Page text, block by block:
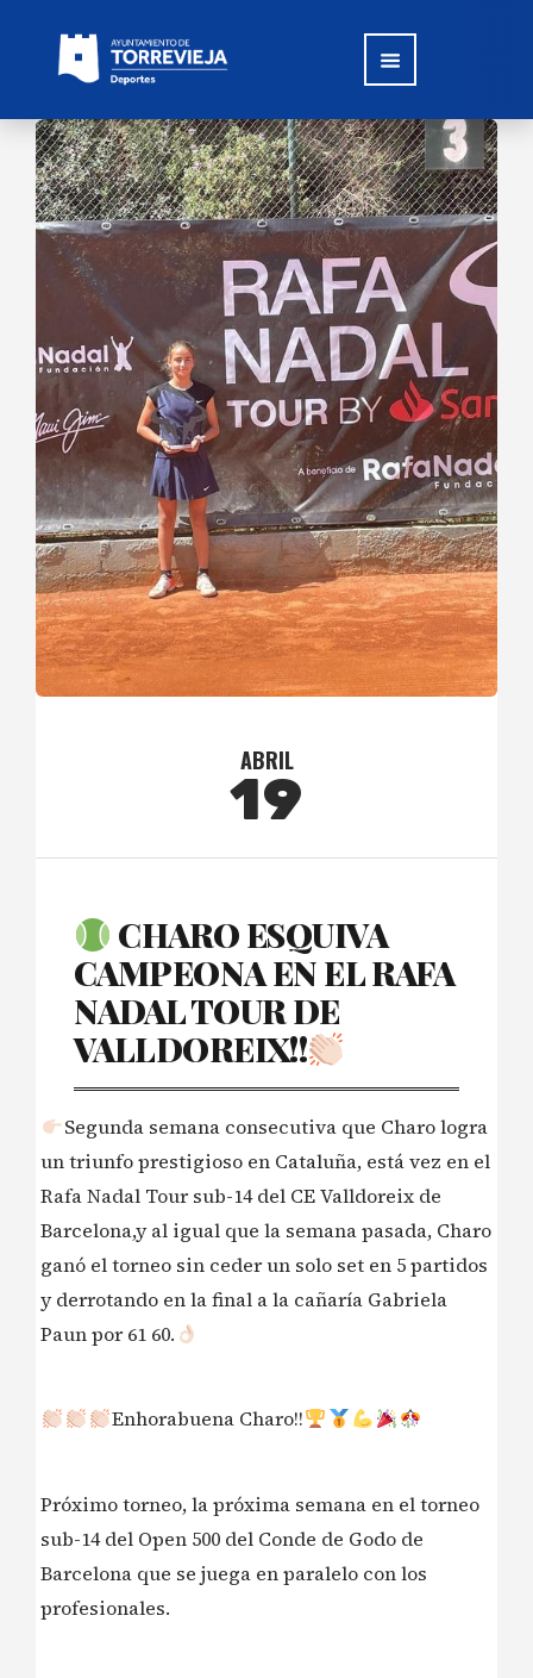
ABRIL
19
CHARO ESQUIVA
CAMPEONA EN EL RAFA
NADAL TOUR DE
VALLDOREIX!!
Segunda semana consecutiva que Charo logra
un triunfo prestigioso en Cataluña, está vez en el
Rafa Nadal Tour sub-14 del CE Valldoreix de
Barcelona,y al igual que la semana pasada, Charo
ganó el torneo sin ceder un solo set en 5 partidos
y derrotando en la final a la cañaría Gabriela
Paun por 61 60.
Enhorabuena Charo!!
Próximo torneo, la próxima semana en el torneo
sub-14 del Open 500 del Conde de Godo de
Barcelona que se juega en paralelo con los
profesionales.